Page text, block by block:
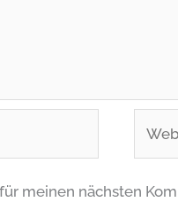
meinen nächsten